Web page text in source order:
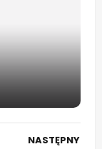
NASTĘPNY